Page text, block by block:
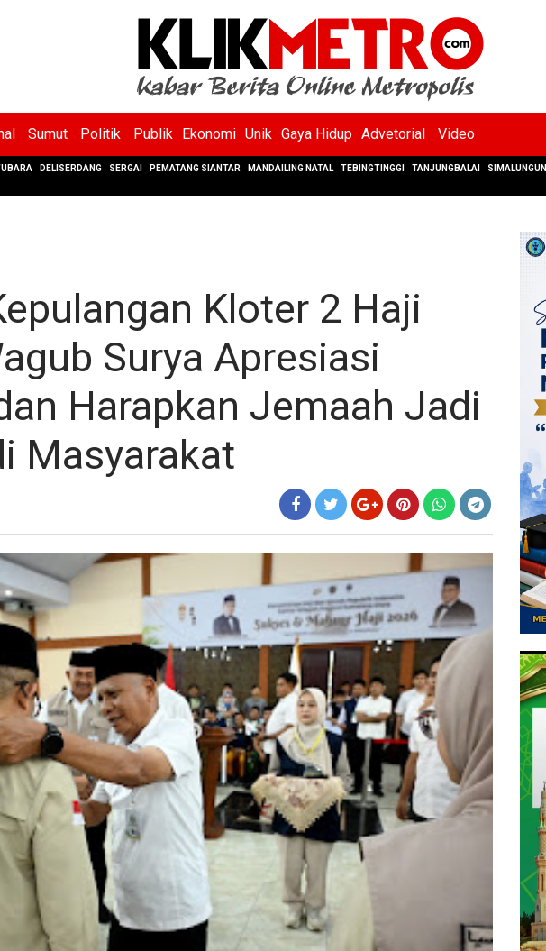
Sumut Politik Publik Ekonomi Unik Gaya Hidup Advetorial Video
DELISERDANG SERGAI PEMATANG SIANTAR MANDAILING NATAL TEBINGTINGGI TANJUNGBALAI SIMALUNGUN
Kloter 2 Haji
Surya Apresiasi
Harapkan Jemaah Jadi
Masyarakat